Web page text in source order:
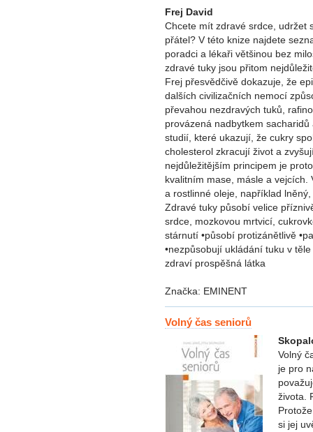
Frej David
Chcete mít zdravé srdce, udržet
přátel? V této knize najdete
poradci a lékaři většinou bez
zdravé tuky jsou přitom
Frej přesvědčivě dokazuje, že
dalších civilizačních nemocí
převahou nezdravých tuků,
provázená nadbytkem
studií, které ukazují, že cukry
cholesterol zkracují život a
nejdůležitějším principem je
kvalitním mase, másle a vejcích.
a rostlinné oleje, například
Zdravé tuky působí velice
srdce, mozkovou mrtvicí,
stárnutí •působí protizánětlivě
•nezpůsobují ukládání tuku v
zdraví prospěšná látka
Značka: EMINENT
Volný čas seniorů
Volný
je pro
života.
si jej